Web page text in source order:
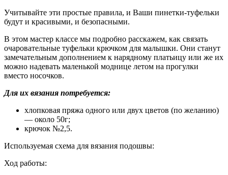
Учитывайте эти простые правила, и Ваши пинетки-туфельки
будут и красивыми, и безопасными.
В этом мастер классе мы подробно расскажем, как связать
очаровательные туфельки крючком для малышки. Они станут
замечательным дополнением к нарядному платьицу или же их
можно надевать маленькой моднице летом на прогулки
вместо носочков.
Для их вязания потребуется:
хлопковая пряжа одного или двух цветов (по желанию)
— около 50г;
крючок №2,5.
Используемая схема для вязания подошвы:
Ход работы: